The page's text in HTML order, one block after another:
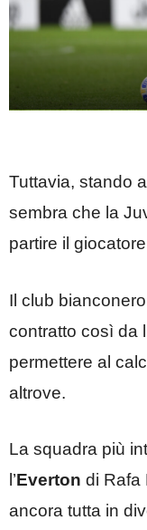
Tuttavia, stando
sembra che la
partire il
Il club
contratto così da
permettere al
altrove.
La squadra più
l’Everton di Rafa
ancora tutta in